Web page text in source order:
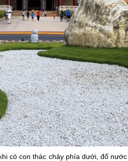
có con thác chảy phía dưới, đổ